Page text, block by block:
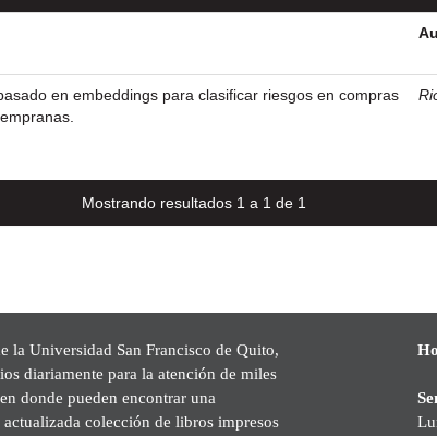
en embeddings para clasificar riesgos en compras
Mostrando resultados 1 a 1 de 1
la Universidad San Francisco de Quito,
diariamente para la atención de miles
donde pueden encontrar una
colección de libros impresos